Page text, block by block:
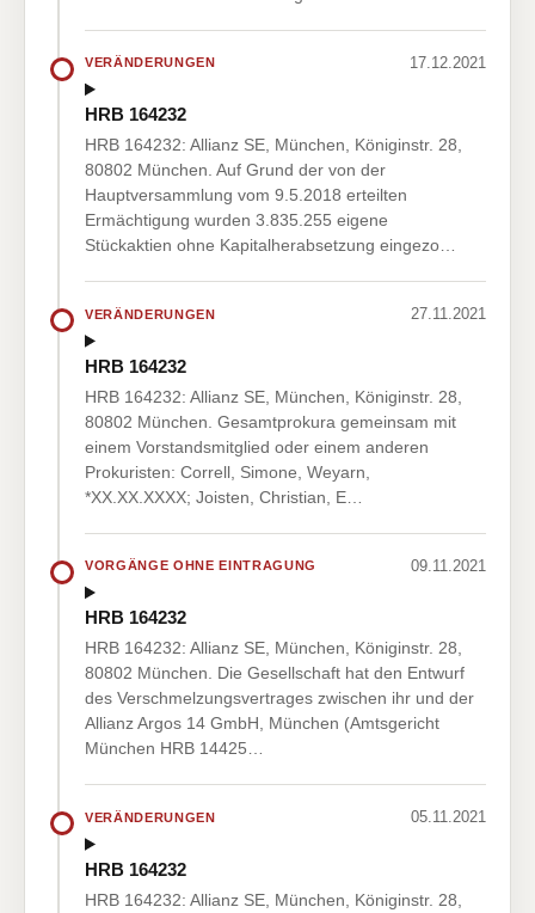
VERÄNDERUNGEN 17.12.2021
HRB 164232
HRB 164232: Allianz SE, München, Königinstr. 28,
80802 München. Auf Grund der von der
Hauptversammlung vom 9.5.2018 erteilten
Ermächtigung wurden 3.835.255 eigene
Stückaktien ohne Kapitalherabsetzung eingezo…
VERÄNDERUNGEN 27.11.2021
HRB 164232
HRB 164232: Allianz SE, München, Königinstr. 28,
80802 München. Gesamtprokura gemeinsam mit
einem Vorstandsmitglied oder einem anderen
Prokuristen: Correll, Simone, Weyarn,
*XX.XX.XXXX; Joisten, Christian, E…
VORGÄNGE OHNE EINTRAGUNG 09.11.2021
HRB 164232
HRB 164232: Allianz SE, München, Königinstr. 28,
80802 München. Die Gesellschaft hat den Entwurf
des Verschmelzungsvertrages zwischen ihr und der
Allianz Argos 14 GmbH, München (Amtsgericht
München HRB 14425…
VERÄNDERUNGEN 05.11.2021
HRB 164232
HRB 164232: Allianz SE, München, Königinstr. 28,